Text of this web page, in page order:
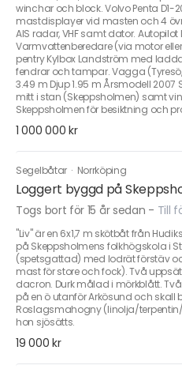
winchar och block. Volvo Penta D1-
mastdisplayer vid masten och 4
AIS radar, VHF samt dator.
Varmvattenberedare (via motor
pentry Kylbox Landström med
fendrar och tampar. Vagga (Tyresö,
3.49 m Djup 1.95 m Årsmodell
mitt i stan (Skeppsholmen) samt
Skeppsholmen för besiktning och
1 000 000 kr
Segelbåtar · Norrköping
Loggert byggd på
Togs bort för 15 år sedan - Till
"Liv" är en 6x1,7 m skötbåt från
på Skeppsholmens folkhögskola i
(spetsgattad) med lodrät förstäv
mast för store och fock). Två
dacron. Durk målad i mörkblått.
på en ö utanför Arkösund och skall
Roslagsmahogny (linolja/
hon sjösätts.
19 000 kr